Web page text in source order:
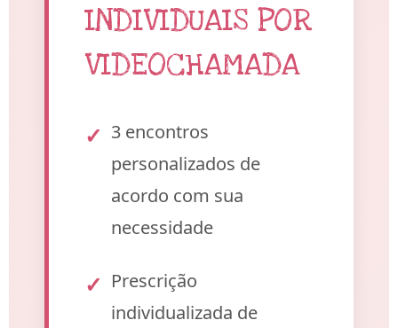
INDIVIDUAIS POR
VIDEOCHAMADA
3 encontros
personalizados de
acordo com sua
necessidade
Prescrição
individualizada de